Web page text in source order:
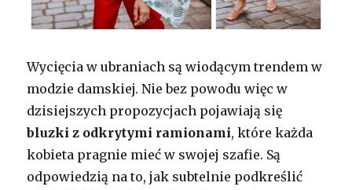
Wycięcia w ubraniach są wiodącym trendem w
modzie damskiej. Nie bez powodu więc w
dzisiejszych propozycjach pojawiają się
bluzki z odkrytymi ramionami, które każda
kobieta pragnie mieć w swojej szafie. Są
odpowiedzią na to, jak subtelnie podkreślić